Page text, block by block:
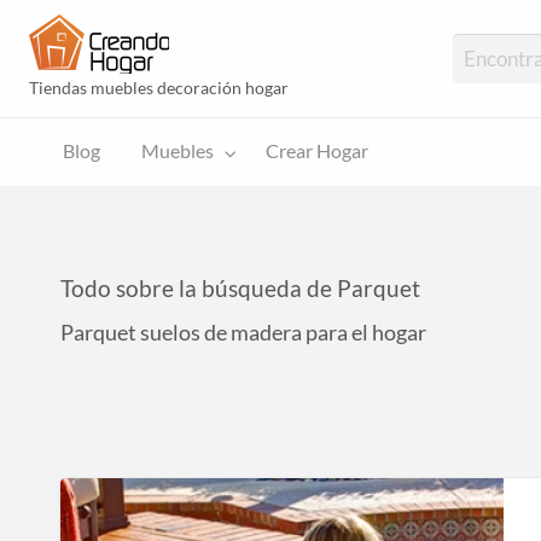
Creando
Tiendas muebles decoración hogar
Blog Muebles Crear Hogar
Todo sobre la búsqueda de Parquet
Parquet suelos de madera para el hogar